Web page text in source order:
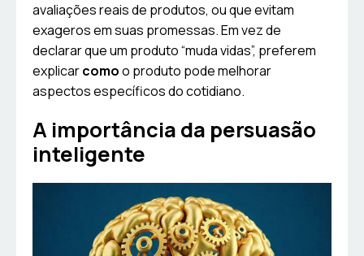
avaliações reais de produtos, ou que evitam
exageros em suas promessas. Em vez de
declarar que um produto “muda vidas”, preferem
explicarcomoo produto pode melhorar
aspectos específicos do cotidiano.
A importância da persuasão
inteligente